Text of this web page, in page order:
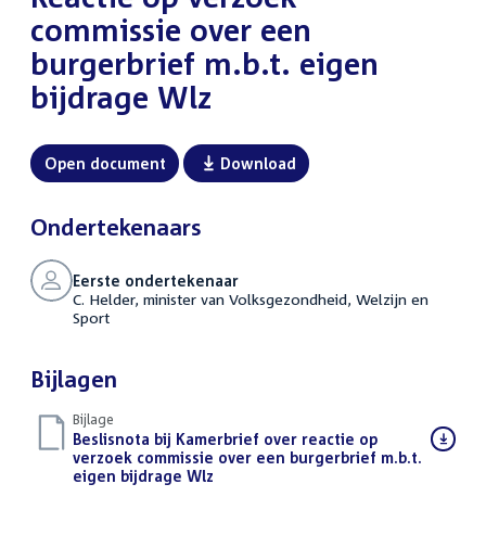
commissie over een
burgerbrief m.b.t. eigen
bijdrage Wlz
Open document Download
Ondertekenaars
Eerste ondertekenaar
C. Helder, minister van Volksgezondheid, Welzijn en
Sport
Bijlagen
Bijlage
Download
bestand:
Beslisnota bij Kamerbrief over reactie op
verzoek commissie over een burgerbrief m.b.t.
eigen bijdrage Wlz